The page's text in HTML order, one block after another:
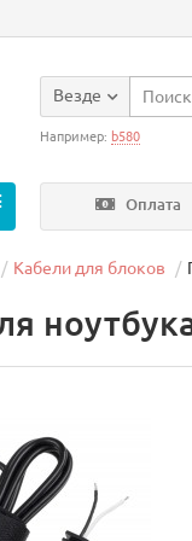
Везде
Например: b580
Оплата
Кабели для блоков